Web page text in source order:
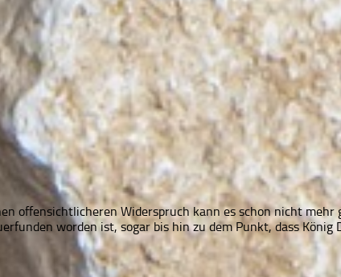
offensichtlicheren Widerspruch kann es schon nicht
worden ist, sogar bis hin zu dem Punkt, dass